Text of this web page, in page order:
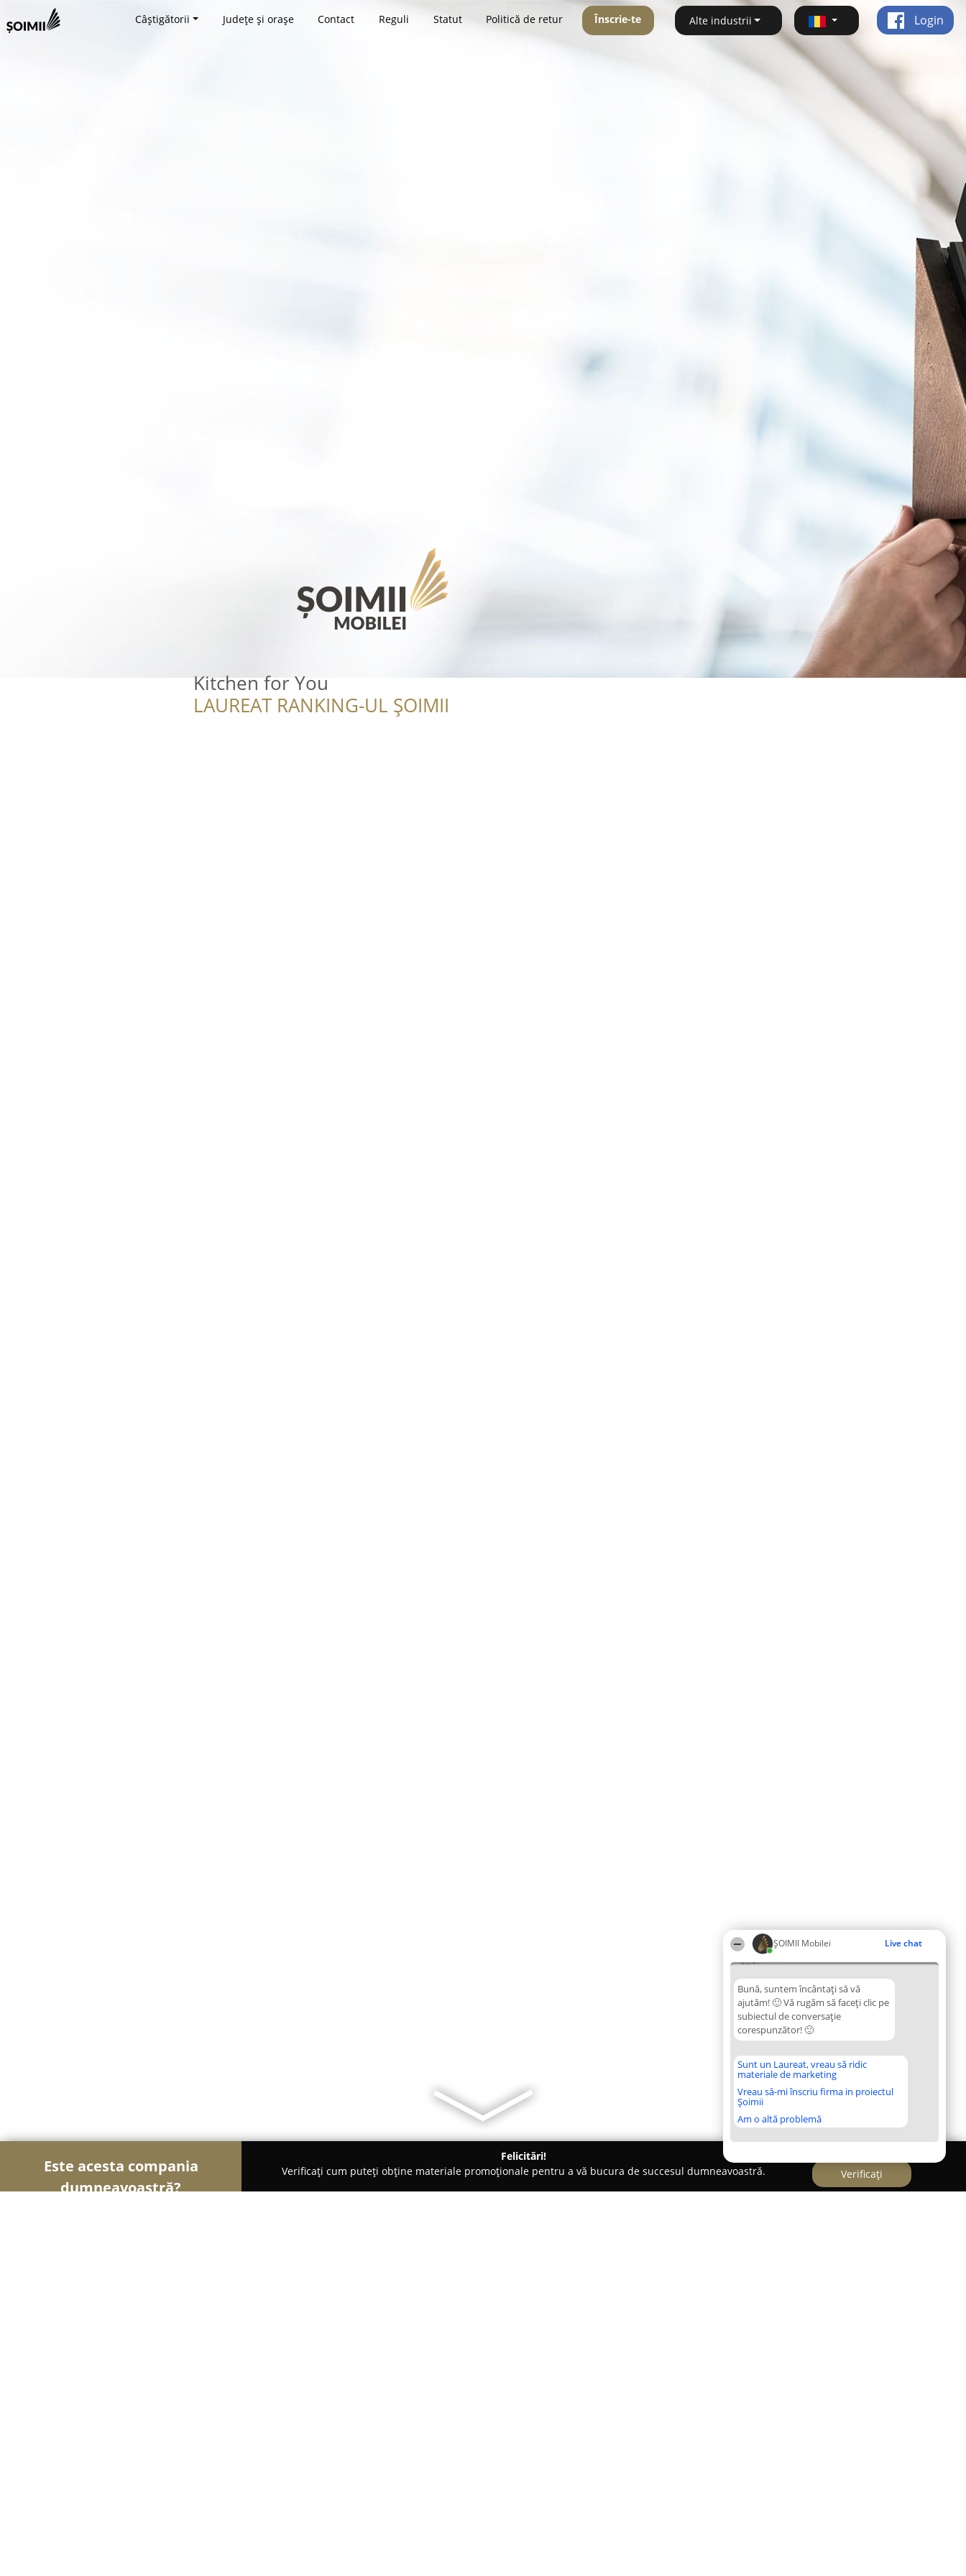
ȘOIMII Mobilei Live chat
23:41
Bună, suntem încântați să vă
ajutăm! 🙂 Vă rugăm să faceți clic pe
subiectul de conversație
corespunzător! 🙂
Sunt un Laureat, vreau să ridic
materiale de marketing
Vreau să-mi înscriu firma in proiectul
Șoimii
Am o altă problemă
Câștigătorii Județe și orașe Contact Reguli Statut Politică de retur Înscrie-te Alte industrii Login
Kitchen for You
LAUREAT RANKING-UL ȘOIMII
Este acesta compania
dumneavoastră?
Felicitări!
Verificați cum puteți obține materiale promoționale pentru a vă bucura de succesul dumneavoastră.
Verificați